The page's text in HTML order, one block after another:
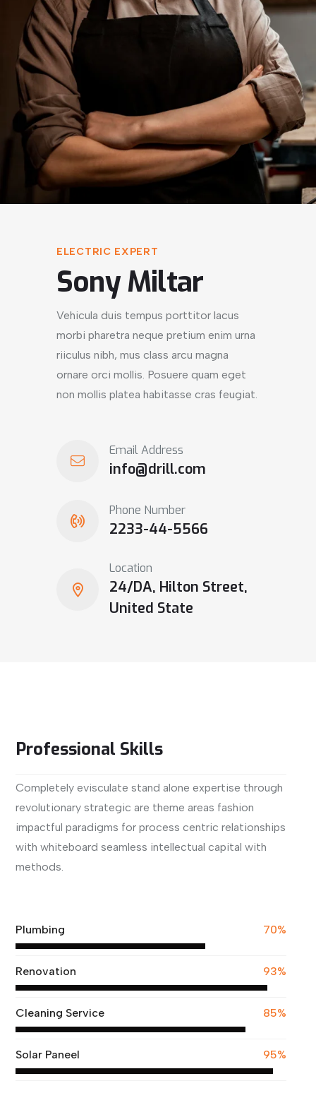
ELECTRIC EXPERT
Sony Miltar
Vehicula duis tempus porttitor lacus
morbi pharetra neque pretium enim urna
riiculus nibh, mus class arcu magna
ornare orci mollis. Posuere quam eget
non mollis platea habitasse cras feugiat.
Email Address
info@drill.com
Phone Number
2233-44-5566
Location
24/DA, Hilton Street,
United State
Professional Skills
Completely evisculate stand alone expertise through
revolutionary strategic are theme areas fashion
impactful paradigms for process centric relationships
with whiteboard seamless intellectual capital with
methods.
Plumbing
70%
Renovation 93%
Cleaning Service 85%
Solar Paneel 95%